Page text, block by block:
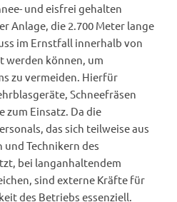
und eisfrei gehalten
Anlage, die 2.700 Meter lange
im Ernstfall innerhalb von
werden können, um
zu vermeiden. Hierfür
Schneefräsen
zum Einsatz. Da die
das sich teilweise aus
Technikern des
bei langanhaltendem
sind externe Kräfte für
des Betriebs essenziell.